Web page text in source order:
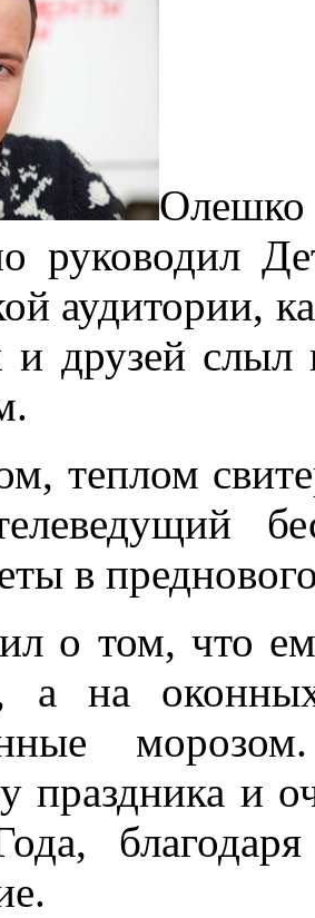
руководил
аудитории,
и друзей
теплом
в
о том, что
а на
праздника и